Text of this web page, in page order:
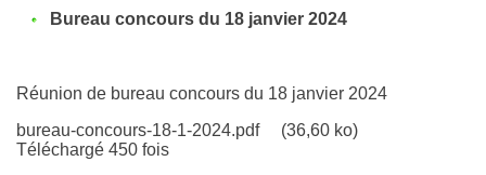
Bureau concours du 18 janvier 2024
Réunion de bureau concours du 18 janvier 2024
bureau-concours-18-1-2024.pdf
(36,60 ko)
Téléchargé 450 fois